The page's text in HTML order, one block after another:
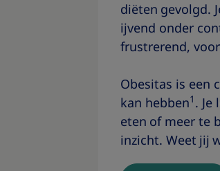
diëten gevolgd.
ijvend onder
frustrerend,
Obesitas is een
kan hebben1 .
eten of meer te
inzicht. Weet jij